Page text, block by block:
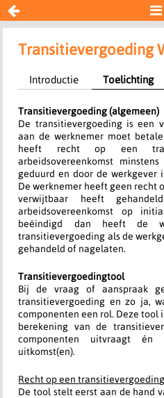
 
Transitievergoeding Wwz
Resultaat
Begin opnieuw
Transitievergoeding
Introductie Toelichting
Transitievergoeding (algemeen)
De transitievergoeding is een
aan de werknemer moet
heeft recht op een
arbeidsovereenkomst
geduurd en door de werkgever
De werknemer heeft geen recht
verwijtbaar heeft
arbeidsovereenkomst op
beëindigd dan heeft de
transitievergoeding als de
gehandeld of nagelaten.
Transitievergoedingtool
Bij de vraag of aanspraak
transitievergoeding en zo ja,
componenten een rol. Deze tool
berekening van de
componenten uitvraagt
uitkomst(en).
Recht op een transitievergoeding
De tool stelt eerst aan de hand